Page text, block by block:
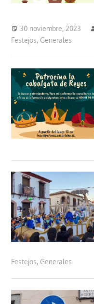
30 noviembre, 2023
Festejos, Generales
Festejos, Generales